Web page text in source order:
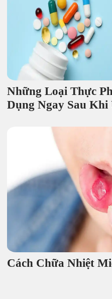
Những Loại Thực
Dụng Ngay Sau Khi
Cách Chữa Nhiệt